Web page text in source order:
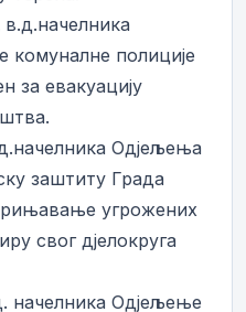
в.д.начелника
комуналне полиције
за евакуацију
Одјељења
заштиту Града
угрожених
свог дјелокруга
начелника Одјељење